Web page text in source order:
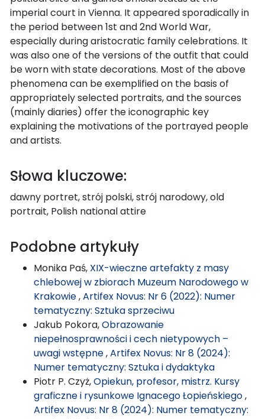
imperial court in Vienna. It appeared sporadically in
the period between 1st and 2nd World War,
especially during aristocratic family celebrations. It
was also one of the versions of the outfit that could
be worn with state decorations. Most of the above
phenomena can be exemplified on the basis of
appropriately selected portraits, and the sources
(mainly diaries) offer the iconographic key
explaining the motivations of the portrayed people
and artists.
Słowa kluczowe:
dawny portret, strój polski, strój narodowy, old
portrait, Polish national attire
Podobne artykuły
Monika Paś, XIX-wieczne artefakty z masy
chlebowej w zbiorach Muzeum Narodowego w
Krakowie,Artifex Novus: Nr 6 (2022): Numer
tematyczny: Sztuka sprzeciwu
Jakub Pokora,Obrazowanie
niepełnosprawności i cech nietypowych –
uwagi wstępne,Artifex Novus: Nr 8 (2024):
Numer tematyczny: Sztuka i dydaktyka
Piotr P. Czyż,Opiekun, profesor, mistrz. Kursy
graficzne i rysunkowe Ignacego Łopieńskiego,
Artifex Novus: Nr 8 (2024): Numer tematyczny: